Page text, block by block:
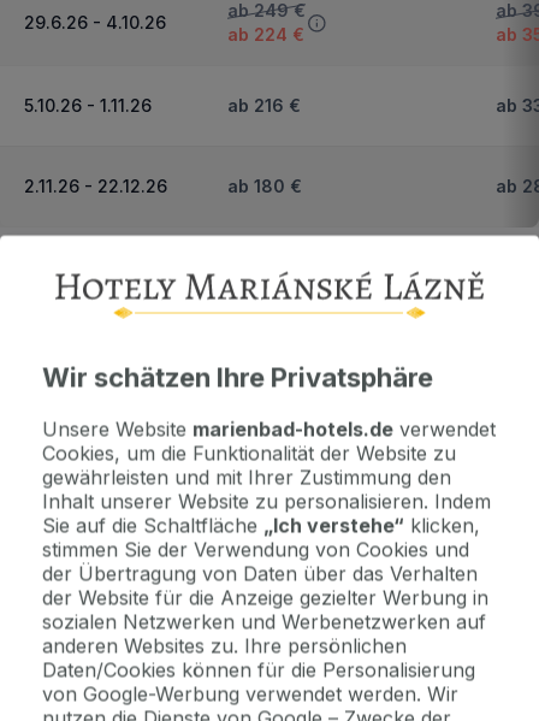
29.6.26 - 4.10.26
ab 249 €
ab 224 €
ab
ab
5.10.26 - 1.11.26 ab 216 € ab
2.11.26 - 22.12.26 ab 180 € ab
Wichtige Informationen
Als Geschenk kaufen
Machen Sie Freude mit einem Geschenkvoucher
Jetzt bezahlen Sie gar nichts.
Die Zahlungsmodalitäten erhalten Sie zusammen mit dem Angebot
per E-Mail.
2 Gründe, bei uns zu buchen
Wir schätzen Ihre Privatsphäre
Unsere Website marienbad-hotels.de verwendet
Cookies, um die Funktionalität der Website zu
gewährleisten und mit Ihrer Zustimmung den
Inhalt unserer Website zu personalisieren. Indem
Sie auf die Schaltfläche „Ich verstehe“ klicken,
stimmen Sie der Verwendung von Cookies und
der Übertragung von Daten über das Verhalten
der Website für die Anzeige gezielter Werbung in
sozialen Netzwerken und Werbenetzwerken auf
anderen Websites zu. Ihre persönlichen
Daten/Cookies können für die Personalisierung
von Google-Werbung verwendet werden. Wir